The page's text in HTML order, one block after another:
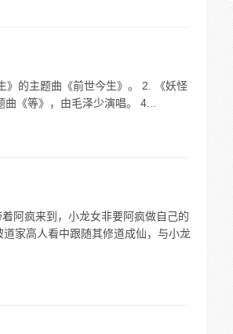
》的主题曲《前世今生》。 2. 《妖怪
《等》，由毛泽少演唱。 4...
阿疯来到，小龙女非要阿疯做自己的
家高人看中跟随其修道成仙，与小龙